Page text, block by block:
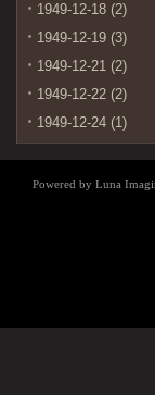
1949-12-18 (2)
1949-12-19 (3)
1949-12-21 (2)
1949-12-22 (2)
1949-12-24 (1)